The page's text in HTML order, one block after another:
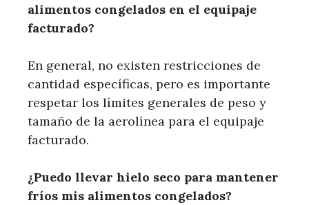
alimentos congelados en el equipaje
facturado?
En general, no existen restricciones de
cantidad específicas, pero es importante
respetar los límites generales de peso y
tamaño de la aerolínea para el equipaje
facturado.
¿Puedo llevar hielo seco para mantener
fríos mis alimentos congelados?